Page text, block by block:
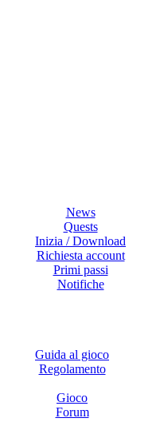
News
Quests
Inizia / Download
Richiesta account
Primi passi
Notifiche
Guida al gioco
Regolamento
Gioco
Forum